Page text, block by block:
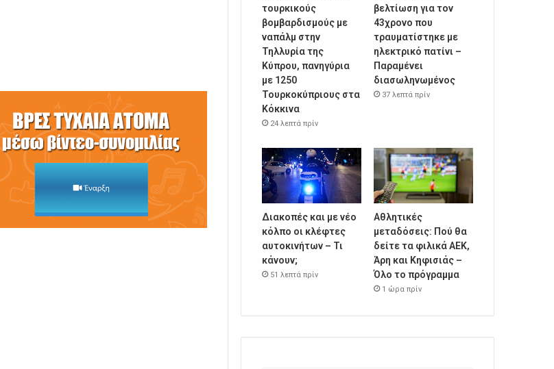
τουρκικούς
βομβαρδισμούς με
ναπάλμ στην
Τηλλυρία της
Κύπρου, πανηγύρια
με 1250
Τουρκοκύπριους στα
Κόκκινα
24 λεπτά πρίν
βελτίωση για τον
43χρονο που
τραυματίστηκε με
ηλεκτρικό πατίνι –
Παραμένει
διασωληνωμένος
37 λεπτά πρίν
Διακοπές και με νέο
κόλπο οι κλέφτες
αυτοκινήτων – Τι
κάνουν;
51 λεπτά πρίν
Αθλητικές
μεταδόσεις: Πού θα
δείτε τα φιλικά ΑΕΚ,
Άρη και Κηφισιάς –
Όλο το πρόγραμμα
1 ώρα πρίν